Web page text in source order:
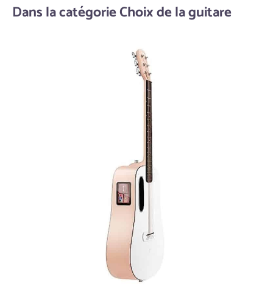
Dans la catégorie Choix de la guitare